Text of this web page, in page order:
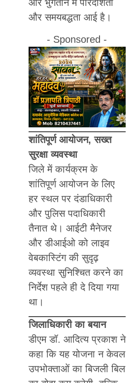
और भुगतान में पारदर्शिता
और समयबद्धता आई है।
- Sponsored -
शांतिपूर्ण आयोजन, सख्त
सुरक्षा व्यवस्था
जिले में कार्यक्रम के
शांतिपूर्ण आयोजन के लिए
हर स्थल पर दंडाधिकारी
और पुलिस पदाधिकारी
तैनात थे। आईटी मैनेजर
और डीआईओ को लाइव
वेबकास्टिंग की सुदृढ़
व्यवस्था सुनिश्चित करने का
निर्देश पहले ही दे दिया गया
था।
जिलाधिकारी का बयान
डीएम डॉ. आदित्य प्रकाश ने
कहा कि यह योजना न केवल
उपभोक्ताओं का बिजली बिल